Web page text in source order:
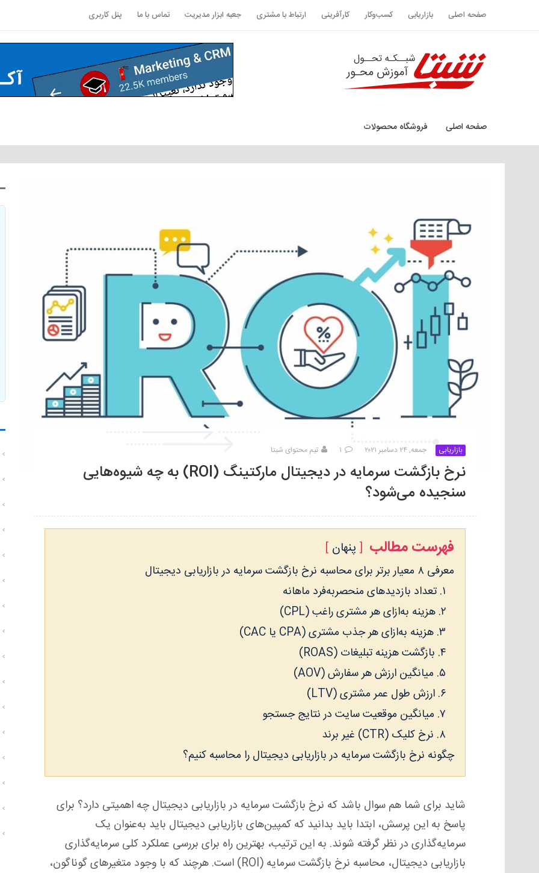
صفحه اصلی بازاریابی کسب‌وکار کارآفرینی ارتباط با مشتری جعبه ابزار مدیریت تماس با ما پنل کاربری
صفحه اصلی فروشگاه محصولات
بازاریابی جمعه, ۲۴ دسامبر ۲۰۲۱ ۱ تیم محتوای شبتا
نرخ بازگشت سرمایه در دیجیتال مارکتینگ (ROI) به چه شیوه‌هایی
سنجیده می‌شود؟
فهرست مطالب پنهان
معرفی ۸ معیار برتر برای محاسبه نرخ بازگشت سرمایه در بازاریابی دیجیتال
۱. تعداد بازدیدهای منحصربه‌فرد ماهانه
۲. هزینه به‌ازای هر مشتری راغب (CPL)
۳. هزینه به‌ازای هر جذب مشتری (CPA یا CAC)
۴. بازگشت هزینه تبلیغات (ROAS)
۵. میانگین ارزش هر سفارش (AOV)
۶. ارزش طول عمر مشتری (LTV)
۷. میانگین موقعیت سایت در نتایج جستجو
۸. نرخ کلیک (CTR) غیر برند
چگونه نرخ بازگشت سرمایه در بازاریابی دیجیتال را محاسبه کنیم؟
شاید برای شما هم سوال باشد که نرخ بازگشت سرمایه در بازاریابی دیجیتال چه اهمیتی دارد؟ برای
پاسخ به این پرسش، ابتدا باید بدانید که کمپین‌های بازاریابی دیجیتال باید به‌عنوان یک
سرمایه‌گذاری در نظر گرفته شوند. به این ترتیب، بهترین راه برای بررسی عملکرد کلی سرمایه‌گذاری
بازاریابی دیجیتال، محاسبه نرخ بازگشت سرمایه (ROI) است. هرچند که با وجود متغیرهای گوناگون،